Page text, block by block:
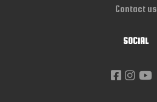
Contact us
SOCIAL